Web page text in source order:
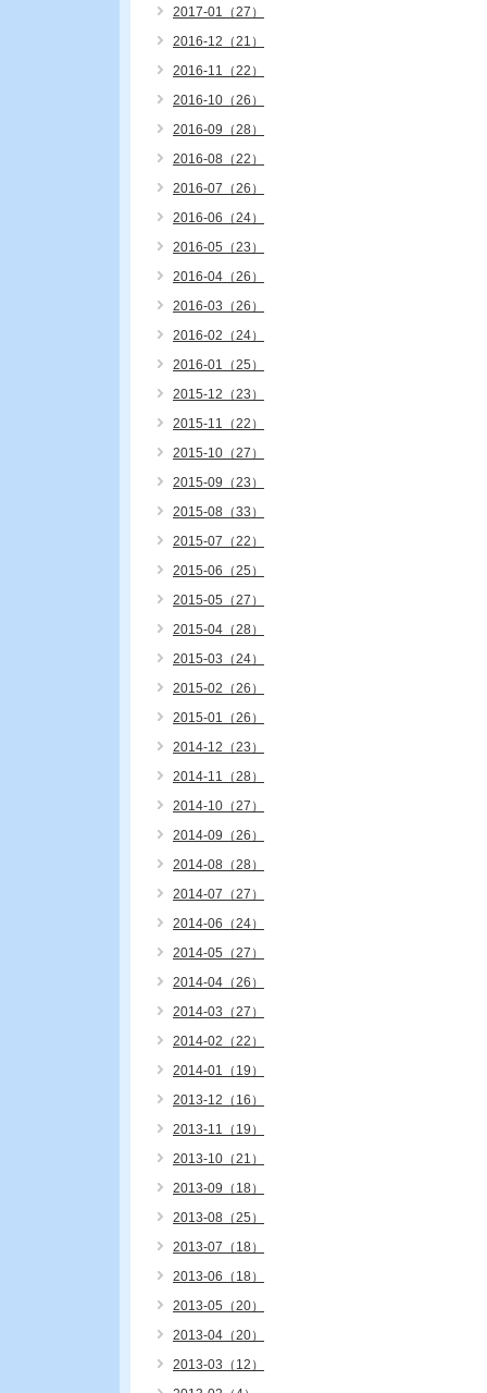
2017-01（27）
2016-12（21）
2016-11（22）
2016-10（26）
2016-09（28）
2016-08（22）
2016-07（26）
2016-06（24）
2016-05（23）
2016-04（26）
2016-03（26）
2016-02（24）
2016-01（25）
2015-12（23）
2015-11（22）
2015-10（27）
2015-09（23）
2015-08（33）
2015-07（22）
2015-06（25）
2015-05（27）
2015-04（28）
2015-03（24）
2015-02（26）
2015-01（26）
2014-12（23）
2014-11（28）
2014-10（27）
2014-09（26）
2014-08（28）
2014-07（27）
2014-06（24）
2014-05（27）
2014-04（26）
2014-03（27）
2014-02（22）
2014-01（19）
2013-12（16）
2013-11（19）
2013-10（21）
2013-09（18）
2013-08（25）
2013-07（18）
2013-06（18）
2013-05（20）
2013-04（20）
2013-03（12）